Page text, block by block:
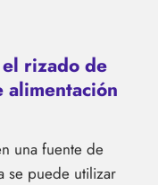
rizado de
alimentación
una fuente de
se puede utilizar